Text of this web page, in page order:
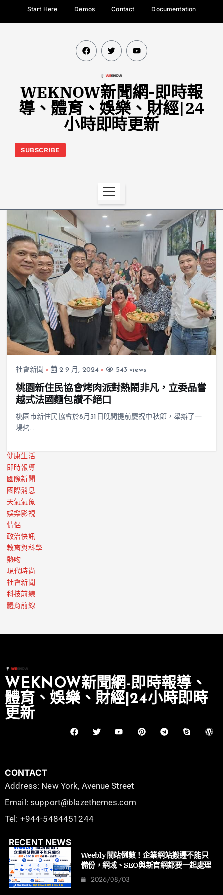
Start Here Demos Contact Documentation
WEKNOW新聞網-即時報
導、體育、娛樂、財經|24
小時即時更新
SUBSCRIBE
社會新聞 2 9 月, 2024 543 views
桃園新住民協會烤肉派對熱鬧非凡，立委品嘗
越式法國麵包讚不絕口
桃園市新住民協會於8月31日晚間提前慶祝中秋節，舉辦了一
場烤…
健康生活
即時報導
國際新聞
國際消息
天氣氣象
娛樂影視
情侶
政治快訊
教育與科學
熱吻
現代時尚
社會新聞
科技前線
體育前線
WEKNOW新聞網-即時報導、
體育、娛樂、財經|24小時即時
更新
CONTACT
Address: New York, Avenue Street
Email: support@blazethemes.com
Tel: +944-5484451244
RECENT NEWS
Weebly 關站倒數！企業網站搬遷不能只
備份，網域、SEO與新官網都要一起處理
2026/08/03